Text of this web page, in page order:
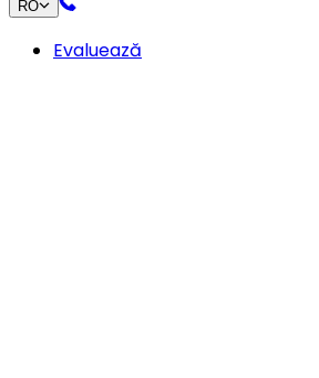
RO
Evaluează